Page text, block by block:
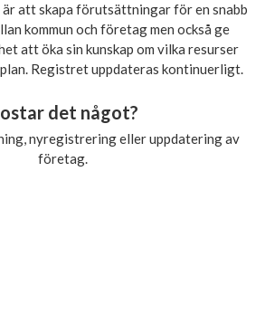
att skapa förutsättningar för en snabb
kommun och företag men också ge
att öka sin kunskap om vilka resurser
Registret uppdateras kontinuerligt.
det något?
nyregistrering eller uppdatering av
företag.